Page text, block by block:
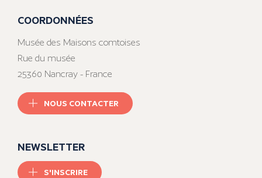
COORDONNÉES
Musée des Maisons comtoises
Rue du musée
25360 Nancray - France
NOUS CONTACTER
NEWSLETTER
S'INSCRIRE